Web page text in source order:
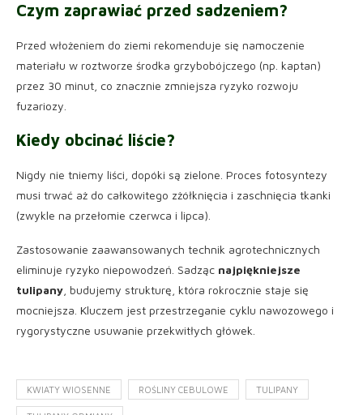
Czym zaprawiać przed sadzeniem?
Przed włożeniem do ziemi rekomenduje się namoczenie
materiału w roztworze środka grzybobójczego (np. kaptan)
przez 30 minut, co znacznie zmniejsza ryzyko rozwoju
fuzariozy.
Kiedy obcinać liście?
Nigdy nie tniemy liści, dopóki są zielone. Proces fotosyntezy
musi trwać aż do całkowitego zżółknięcia i zaschnięcia tkanki
(zwykle na przełomie czerwca i lipca).
Zastosowanie zaawansowanych technik agrotechnicznych
eliminuje ryzyko niepowodzeń. Sadząc najpiękniejsze
tulipany , budujemy strukturę, która rokrocznie staje się
mocniejsza. Kluczem jest przestrzeganie cyklu nawozowego i
rygorystyczne usuwanie przekwitłych główek.
KWIATY WIOSENNE ROŚLINY CEBULOWE TULIPANY